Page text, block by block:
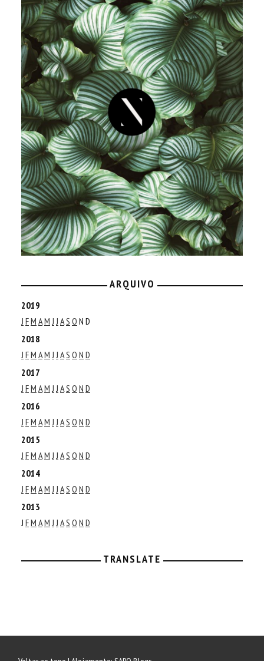
ARQUIVO
2019
J FM AM J J AS O N D
2018
J FM AM J J AS O N D
2017
J FM AM J J AS O N D
2016
J FM AM J J AS O N D
2015
J FM AM J J AS O N D
2014
J FM AM J J AS O N D
2013
J FM AM J J AS O N D
TRANSLATE